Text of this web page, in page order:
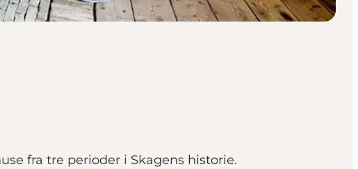
fra tre perioder i Skagens historie.